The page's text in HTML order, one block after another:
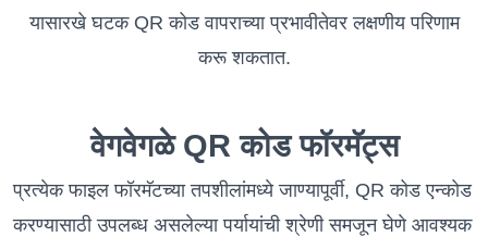
यासारखे घटक QR कोड वापराच्या प्रभावीतेवर लक्षणीय परिणाम
करू शकतात.
वेगवेगळे QR कोड फॉरमॅट्स
प्रत्येक फाइल फॉरमॅटच्या तपशीलांमध्ये जाण्यापूर्वी, QR कोड एन्कोड
करण्यासाठी उपलब्ध असलेल्या पर्यायांची श्रेणी समजून घेणे आवश्यक